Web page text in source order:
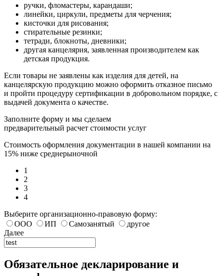
ручки, фломастеры, карандаши;
линейки, циркули, предметы для черчения;
кисточки для рисования;
стирательные резинки;
тетради, блокноты, дневники;
другая канцелярия, заявленная производителем как
детская продукция.
Если товары не заявлены как изделия для детей, на
канцелярскую продукцию можно оформить отказное письмо
и пройти процедуру сертификации в добровольном порядке, с
выдачей документа о качестве.
Заполните форму и мы сделаем
предварительный расчет стоимости услуг
Стоимость оформления документации в нашей компании на
15% ниже среднерыночной
1
2
3
4
Выберите организационно-правовую форму:
ООО
ИП Самозанятый
другое
Далее
Обязательное декларирование и